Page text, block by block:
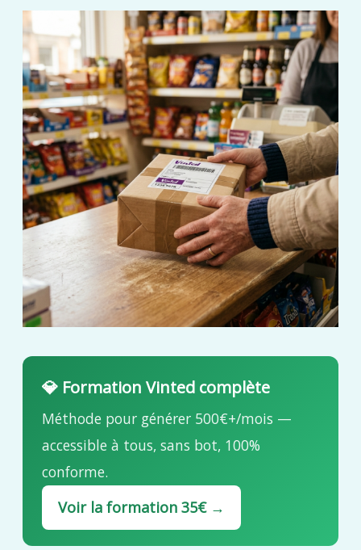
💎 Formation Vinted complète
Méthode pour générer 500€+/mois —
accessible à tous, sans bot, 100%
conforme.
Voir la formation 35€ →